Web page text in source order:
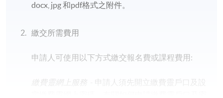
docx, jpg 和pdf格式之附件。
繳交所需費用
申請人可使用以下方式繳交報名費或課程費用:
繳費靈網上服務
- 申請人須先開立繳費靈戶口及設